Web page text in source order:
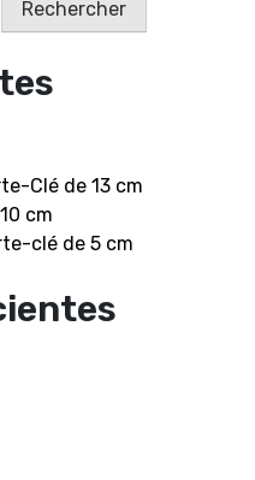
Rechercher
Clé de 13 cm
cm
clé de 5 cm